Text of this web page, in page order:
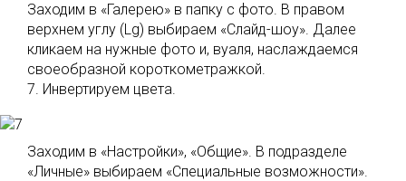
Заходим в «Галерею» в папку с фото. В правом
верхнем углу (Lg) выбираем «Слайд-шоу». Далее
кликаем на нужные фото и, вуаля, наслаждаемся
своеобразной короткометражкой.
7. Инвертируем цвета.
Заходим в «Настройки», «Общие». В подразделе
«Личные» выбираем «Специальные возможности».